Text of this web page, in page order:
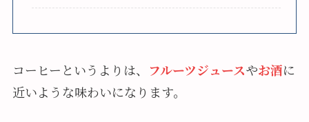
コーヒーというよりは、 フルーツジュースやお酒に
近いような味わいになります。